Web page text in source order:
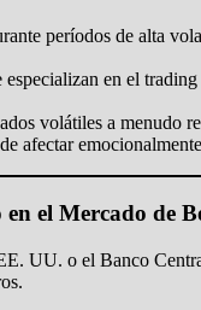
períodos de alta
especializan en el
volátiles a menudo
afectar
el Mercado de
UU. o el Banco